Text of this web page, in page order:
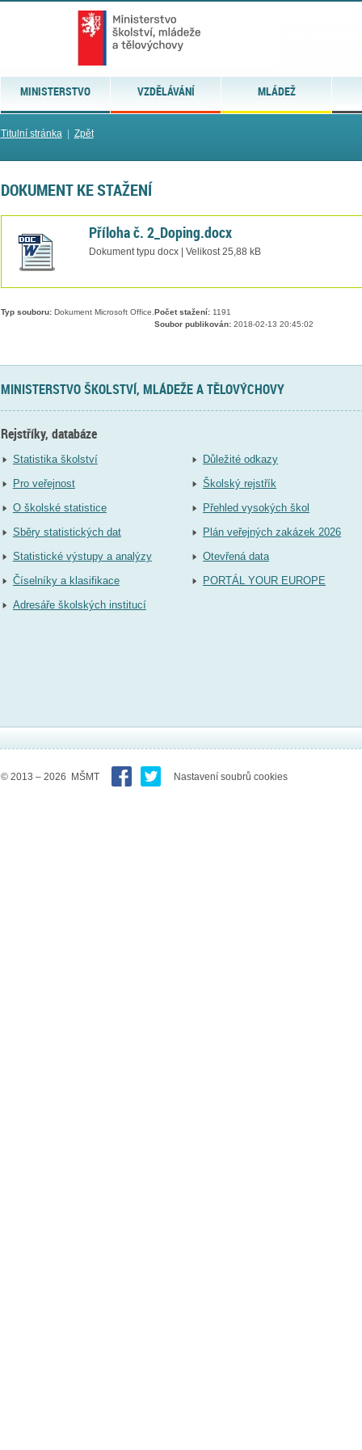
MINISTERSTVO VZDĚLÁVÁNÍ MLÁDEŽ
Titulní stránka| Zpět
DOKUMENT KE STAŽENÍ
Příloha č. 2_Doping.docx
Dokument typu docx | Velikost 25,88 kB
Typ souboru:Dokument Microsoft Office. Počet stažení:1191
Soubor publikován:2018-02-13 20:45:02
MINISTERSTVO ŠKOLSTVÍ, MLÁDEŽE A TĚLOVÝCHOVY
Rejstříky, databáze
Statistika školství
Pro veřejnost
O školské statistice
Sběry statistických dat
Statistické výstupy a analýzy
Číselníky a klasifikace
Adresáře školských institucí
Důležité odkazy
Školský rejstřík
Přehled vysokých škol
Plán veřejných zakázek 2026
Otevřená data
PORTÁL YOUR EUROPE
© 2013 – 2026 MŠMT Nastavení soubrů cookies